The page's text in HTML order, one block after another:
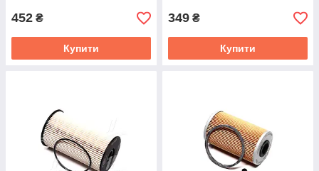
452 ₴
Купити
349 ₴
Купити